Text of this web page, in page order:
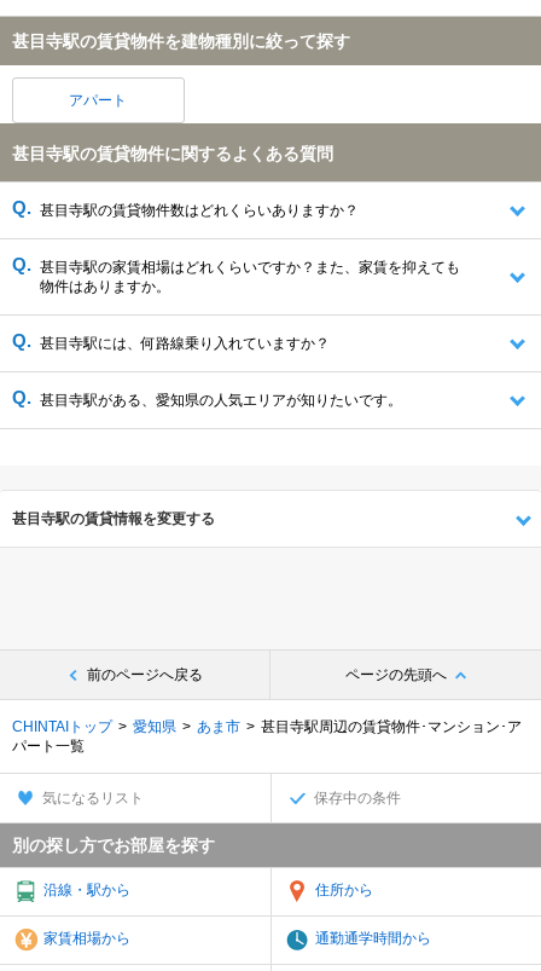
甚目寺駅の賃貸物件を建物種別に絞って探す
アパート
甚目寺駅の賃貸物件に関するよくある質問
甚目寺駅の賃貸物件数はどれくらいありますか？
甚目寺駅の家賃相場はどれくらいですか？また、家賃を抑えても
物件はありますか。
甚目寺駅には、何路線乗り入れていますか？
甚目寺駅がある、愛知県の人気エリアが知りたいです。
甚目寺駅の賃貸情報を変更する
前のページへ戻る ページの先頭へ
CHINTAIトップ 愛知県 あま市
甚目寺駅周辺の賃貸物件･マンション･ア
パート一覧
気になるリスト 保存中の条件
別の探し方でお部屋を探す
沿線・駅から 住所から
家賃相場から 通勤通学時間から